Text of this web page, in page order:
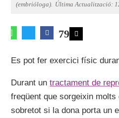
(embrióloga). Última Actualització:
79
Es pot fer exercici físic
Durant untractament de
freqüent que sorgeixin molts
sobretot si la dona porta un